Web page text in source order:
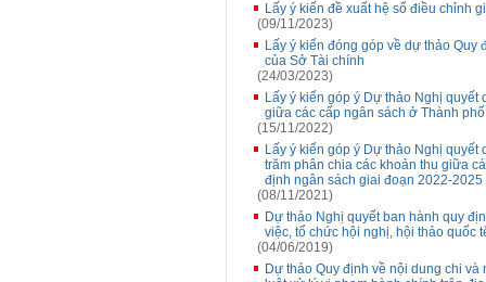
Lấy ý kiến đề xuất hệ số điều chỉnh
(09/11/2023)
Lấy ý kiến đóng góp về dự thảo
của Sở Tài chính
(24/03/2023)
Lấy ý kiến góp ý Dự thảo Nghị
giữa các cấp ngân sách ở Thành
(15/11/2022)
Lấy ý kiến góp ý Dự thảo Nghị
trăm phân chia các khoản thu giữa
định ngân sách giai đoạn 2022-2025
(08/11/2021)
Dự thảo Nghị quyết ban hành quy
việc, tổ chức hội nghị, hội thảo quốc
(04/06/2019)
Dự thảo Quy định về nội dung chi